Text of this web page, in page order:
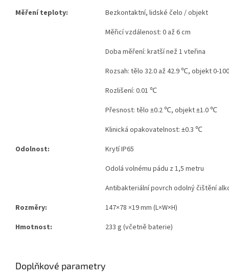
Měření teploty:
Bezkontaktní, lidské čelo / objekt
Měřicí vzdálenost: 0 až 6 cm
Doba měření: kratší než 1 vteřina
Rozsah: tělo 32.0 až 42.9 ℃, objekt 0-
Rozlišení: 0.01 ℃
Přesnost: tělo ±0.2 ℃, objekt ±1.0 ℃
Klinická opakovatelnost: ±0.3 ℃
Odolnost:
Krytí IP65
Odolá volnému pádu z 1,5 metru
Antibakteriální povrch odolný čištění
Rozměry:
147×78 ×19 mm (L×W×H)
Hmotnost:
233 g (včetně baterie)
Doplňkové parametry